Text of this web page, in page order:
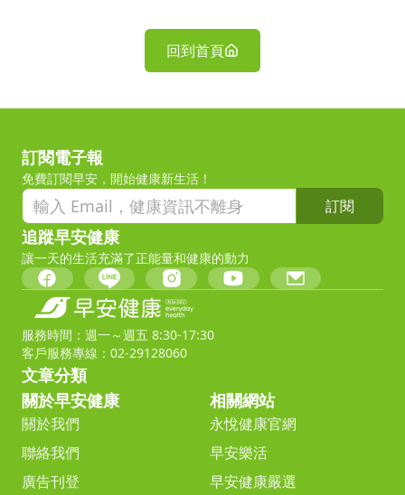
回到首頁
訂閱電子報
免費訂閱早安，開始健康新生活！
訂閱
追蹤早安健康
讓一天的生活充滿了正能量和健康的動力
服務時間：週一～週五 8:30-17:30
客戶服務專線：02-29128060
文章分類
關於早安健康
關於我們
聯絡我們
廣告刊登
相關網站
永悅健康官網
早安樂活
早安健康嚴選